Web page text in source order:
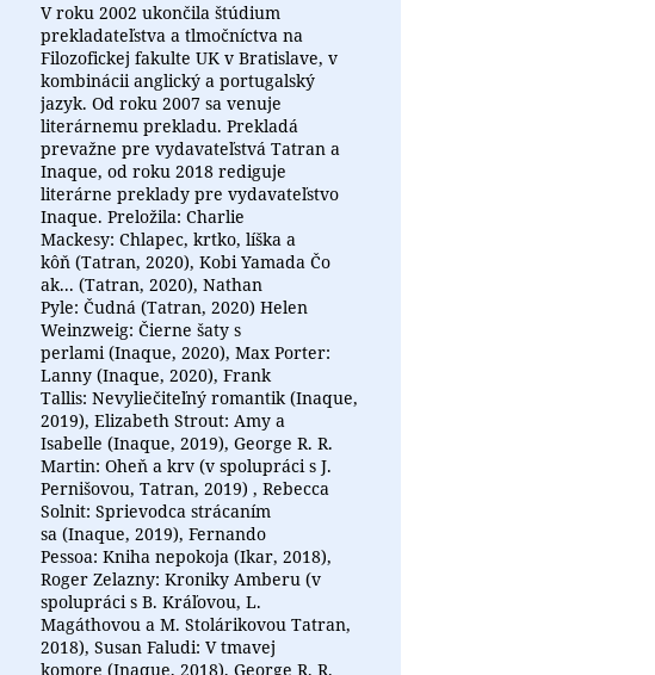
V roku 2002 ukončila štúdium
prekladateľstva a tlmočníctva na
Filozofickej fakulte UK v Bratislave, v
kombinácii anglický a portugalský
jazyk. Od roku 2007 sa venuje
literárnemu prekladu. Prekladá
prevažne pre vydavateľstvá Tatran a
Inaque, od roku 2018 rediguje
literárne preklady pre vydavateľstvo
Inaque. Preložila: Charlie
Mackesy: Chlapec, krtko, líška a
kôň (Tatran, 2020), Kobi Yamada Čo
ak... (Tatran, 2020), Nathan
Pyle: Čudná (Tatran, 2020) Helen
Weinzweig: Čierne šaty s
perlami (Inaque, 2020), Max Porter:
Lanny (Inaque, 2020), Frank
Tallis: Nevyliečiteľný romantik (Inaque,
2019), Elizabeth Strout: Amy a
Isabelle (Inaque, 2019), George R. R.
Martin: Oheň a krv (v spolupráci s J.
Pernišovou, Tatran, 2019) , Rebecca
Solnit: Sprievodca strácaním
sa (Inaque, 2019), Fernando
Pessoa: Kniha nepokoja (Ikar, 2018),
Roger Zelazny: Kroniky Amberu (v
spolupráci s B. Kráľovou, L.
Magáthovou a M. Stolárikovou Tatran,
2018), Susan Faludi: V tmavej
komore (Inaque, 2018), George R. R.